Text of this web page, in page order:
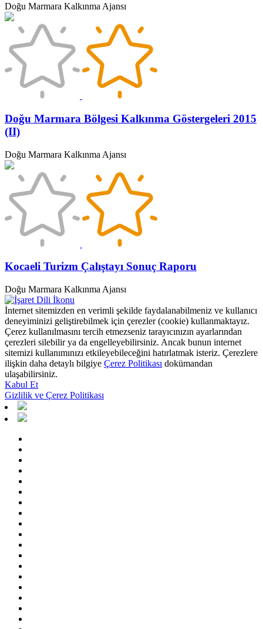
Doğu Marmara Kalkınma Ajansı
Doğu Marmara Bölgesi Kalkınma Göstergeleri 2015
(II)
Doğu Marmara Kalkınma Ajansı
Kocaeli Turizm Çalıştayı Sonuç Raporu
Doğu Marmara Kalkınma Ajansı
İnternet sitemizden en verimli şekilde faydalanabilmeniz ve kullanıcı
deneyiminizi geliştirebilmek için çerezler (cookie) kullanmaktayız.
Çerez kullanılmasını tercih etmezseniz tarayıcınızın ayarlarından
çerezleri silebilir ya da engelleyebilirsiniz. Ancak bunun internet
sitemizi kullanımınızı etkileyebileceğini hatırlatmak isteriz. Çerezlere
ilişkin daha detaylı bilgiye Çerez Politikası dokümandan
ulaşabilirsiniz.
Kabul Et
Gizlilik ve Çerez Politikası